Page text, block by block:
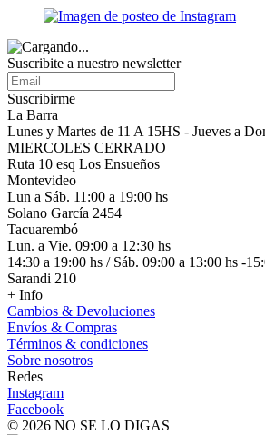
Suscribite a nuestro newsletter
Suscribirme
La Barra
Lunes y Martes de 11 A 15HS - Jueves a
MIERCOLES CERRADO
Ruta 10 esq Los Ensueños
Montevideo
Lun a Sáb. 11:00 a 19:00 hs
Solano García 2454
Tacuarembó
Lun. a Vie. 09:00 a 12:30 hs
14:30 a 19:00 hs / Sáb. 09:00 a 13:00 hs -
Sarandi 210
+ Info
Cambios & Devoluciones
Envíos & Compras
Términos & condiciones
Sobre nosotros
Redes
Instagram
Facebook
© 2026 NO SE LO DIGAS